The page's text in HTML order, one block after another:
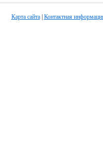
Карта сайта| Контактная